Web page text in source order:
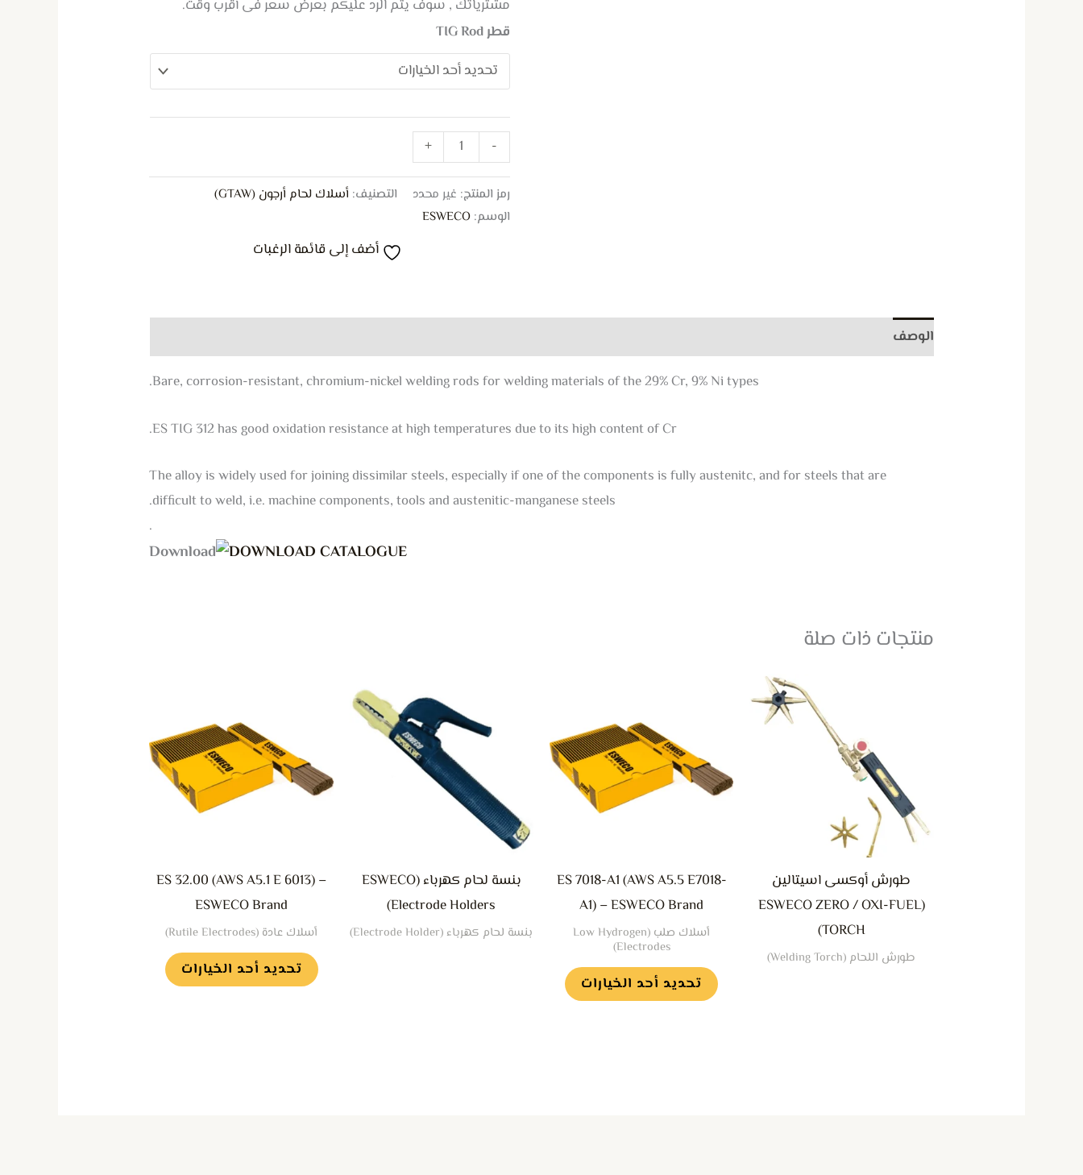
مشترياتك , سوف يتم الرد عليكم بعرض سعر فى أقرب وقت.
قطر TIG Rod
-
+
رمز المنتج: غير محدد التصنيف: أسلاك لحام أرجون (GTAW)
الوسم: ESWECO
أضف إلى قائمة الرغبات
الوصف
Bare, corrosion-resistant, chromium-nickel welding rods for welding materials of the 29% Cr, 9% Ni types.
ES TIG 312 has good oxidation resistance at high temperatures due to its high content of Cr.
The alloy is widely used for joining dissimilar steels, especially if one of the components is fully austenitc, and for steels that are
difﬁcult to weld, i.e. machine components, tools and austenitic-manganese steels.
.
DOWNLOAD CATALOGUE
منتجات ذات صلة
طورش أوكسى اسيتالين
(ESWECO ZERO / OXI-FUEL
TORCH)
طورش اللحام (Welding Torch)
ES 7018-A1 (AWS A5.5 E7018-
A1) – ESWECO Brand
أسلاك صلب (Low Hydrogen
Electrodes)
تحديد أحد الخيارات
من
الأشكال
المنتج.
اختيار
المنتج
بنسة لحام كهرباء (ESWECO
Electrode Holders)
بنسة لحام كهرباء (Electrode Holder)
ES 32.00 (AWS A5.1 E 6013) –
ESWECO Brand
أسلاك عادة (Rutile Electrodes)
تحديد أحد الخيارات
من
الأشكال
اختيار
على
صفحة